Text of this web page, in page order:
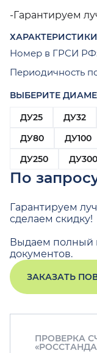
-Гарантируем
Номер в ГРСИ
Периодичность
ВЫБЕРИТЕ
ДУ25
ДУ32
ДУ80
ДУ100
ДУ250
ДУ300
По
Гарантируем
сделаем скидку!
Выдаем полный
документов.
ЗАКАЗАТЬ
ПРОВЕРКА